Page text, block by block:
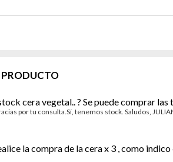
PRODUCTO
cera vegetal.. ? Se puede comprar
por tu consulta.Sí, tenemos stock. Saludos,
la compra de la cera x 3 , como